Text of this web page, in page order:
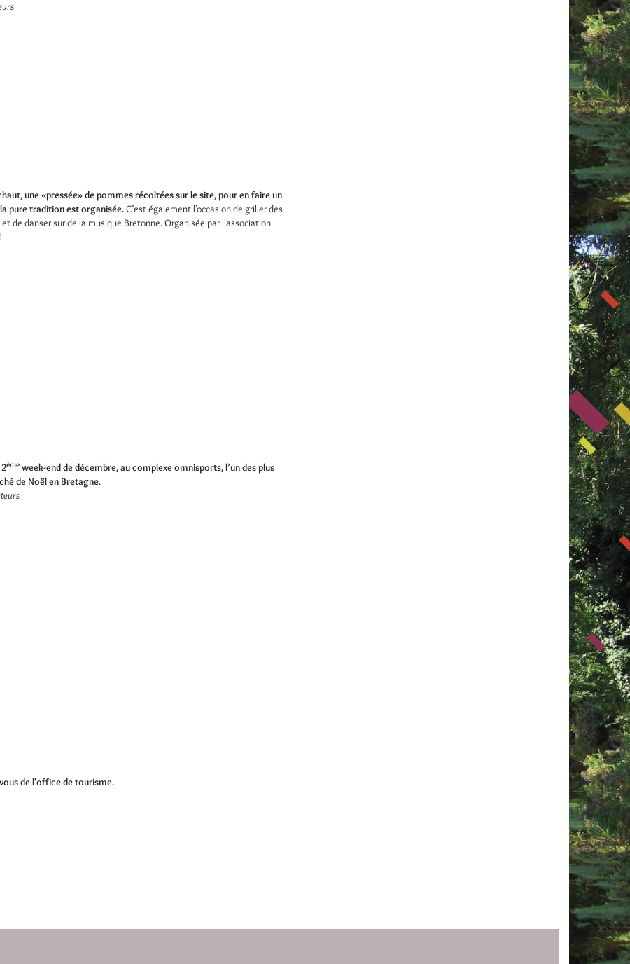
une «pressée» de pommes récoltées sur le site, pour en faire un
pure tradition est organisée.C’est également l’occasion de griller des
de danser sur de la musique Bretonne. Organisée par l'association
ème week-end de décembre, au complexe omnisports, l’un des plus
de Noël en Bretagne.
de l'office de tourisme.